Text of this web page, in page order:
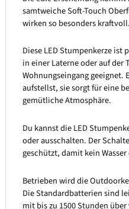
samtweiche Soft-Touch
wirken so besonders kraftvoll.
Diese LED Stumpenkerze
in einer Laterne oder auf der
Wohnungseingang geeignet.
aufstellst, sie sorgt für eine
gemütliche Atmosphäre.
Du kannst die LED
oder ausschalten. Der
geschützt, damit kein
Betrieben wird die
Die Standardbatterien sind
mit bis zu 1500 Stunden